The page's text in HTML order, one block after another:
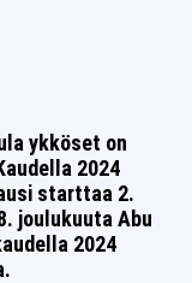
ykköset on
2024
starttaa 2.
joulukuuta Abu
2024